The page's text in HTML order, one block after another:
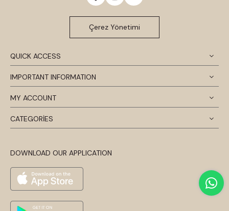
QUICK ACCESS
IMPORTANT INFORMATION
MY ACCOUNT
CATEGORİES
DOWNLOAD OUR APPLICATION
Çerez Yönetimi